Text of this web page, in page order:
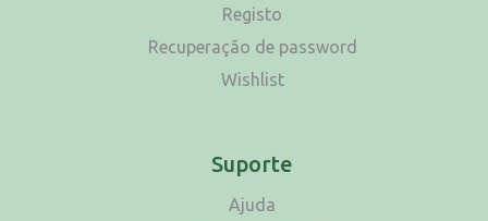
Registo
Recuperação de password
Wishlist
Suporte
Ajuda